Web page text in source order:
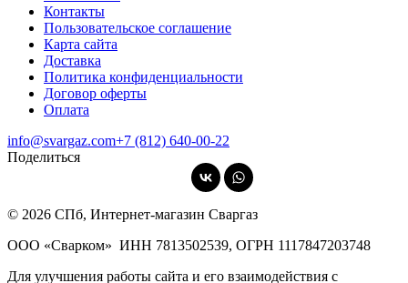
Контакты
Пользовательское соглашение
Карта сайта
Доставка
Политика конфиденциальности
Договор оферты
Оплата
info@svargaz.com+7 (812) 640‑00‑22
Поделиться
© 2026 СПб, Интернет-магазин Сваргаз
ООО «Сварком» ИНН 7813502539, ОГРН 1117847203748
Для улучшения работы сайта и его взаимодействия с